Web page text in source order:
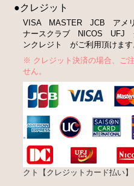
●クレジット
VISA MASTER JCB アメ
ナースクラブ NICOS UFJ
ンクレジト がご利用頂けます
※ クレジット決済の場合、ご
せん。
クト【クレジットカード払い】